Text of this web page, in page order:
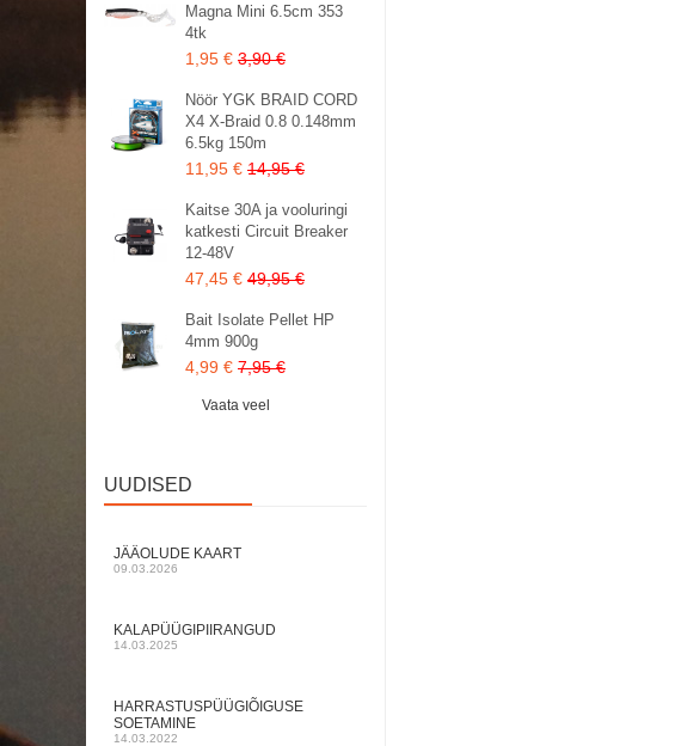
Magna Mini 6.5cm 353
4tk
1,95 € 3,90 €
Nöör YGK BRAID CORD
X4 X-Braid 0.8 0.148mm
6.5kg 150m
11,95 € 14,95 €
Kaitse 30A ja vooluringi
katkesti Circuit Breaker
12-48V
47,45 € 49,95 €
Bait Isolate Pellet HP
4mm 900g
4,99 € 7,95 €
Vaata veel
UUDISED
JÄÄOLUDE KAART
09.03.2026
KALAPÜÜGIPIIRANGUD
14.03.2025
HARRASTUSPÜÜGIÕIGUSE
SOETAMINE
14.03.2022